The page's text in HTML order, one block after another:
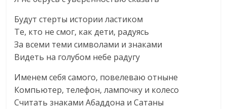
Будут стерты истории ластиком
Те, кто не смог, как дети, радуясь
За всеми теми символами и знаками
Видеть на голубом небе радугу
Именем себя самого, повелеваю отныне
Компьютер, телефон, лампочку и колесо
Считать знаками Абаддона и Сатаны